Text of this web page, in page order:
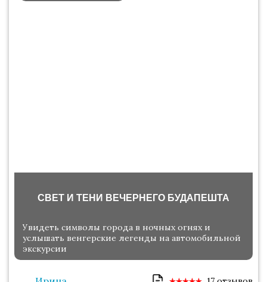
СВЕТ И ТЕНИ ВЕЧЕРНЕГО БУДАПЕШТА
Увидеть символы города в ночных огнях и
услышать венгерские легенды на автомобильной
экскурсии